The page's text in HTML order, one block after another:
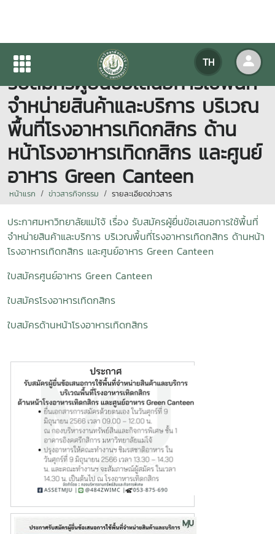
TH
ประกาศมหาวิทยาลัยแม่โจ้ เรื่อง
รับสมัครผู้ยื่นข้อเสนอการใช้พื้นที่
จำหน่ายสินค้าและบริการ บริเวณ
พื้นที่โรงอาหารเทิดกสิกร ด้าน
หน้าโรงอาหารเทิดกสิกร และศูนย์
อาหาร Green Canteen
หน้าแรก ข่าวสารกิจกรรม รายละเอียดข่าวสาร
ประกาศมหาวิทยาลัยแม่โจ้ เรื่อง รับสมัครผู้ยื่นข้อเสนอการใช้พื้นที่
จำหน่ายสินค้าและบริการ บริเวณพื้นที่โรงอาหารเทิดกสิกร ด้านหน้า
โรงอาหารเทิดกสิกร และศูนย์อาหาร Green Canteen
ใบสมัครศูนย์อาหาร Green Canteen
ใบสมัครโรงอาหารเทิดกสิกร
ใบสมัครด้านหน้าโรงอาหารเทิดกสิกร